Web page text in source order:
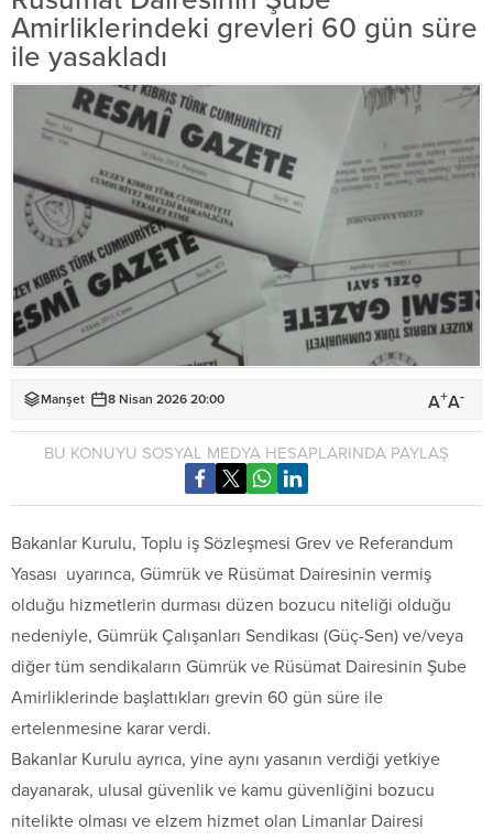
Amirliklerindeki grevleri 60 gün süre
ile yasakladı
Manşet 8 Nisan 2026 20:00 A+A-
BU KONUYU SOSYAL MEDYA HESAPLARINDA PAYLAŞ
Bakanlar Kurulu, Toplu iş Sözleşmesi Grev ve Referandum
Yasası uyarınca, Gümrük ve Rüsümat Dairesinin vermiş
olduğu hizmetlerin durması düzen bozucu niteliği olduğu
nedeniyle, Gümrük Çalışanları Sendikası (Güç-Sen) ve/veya
diğer tüm sendikaların Gümrük ve Rüsümat Dairesinin Şube
Amirliklerinde başlattıkları grevin 60 gün süre ile
ertelenmesine karar verdi.
Bakanlar Kurulu ayrıca, yine aynı yasanın verdiği yetkiye
dayanarak, ulusal güvenlik ve kamu güvenliğini bozucu
nitelikte olması ve elzem hizmet olan Limanlar Dairesi